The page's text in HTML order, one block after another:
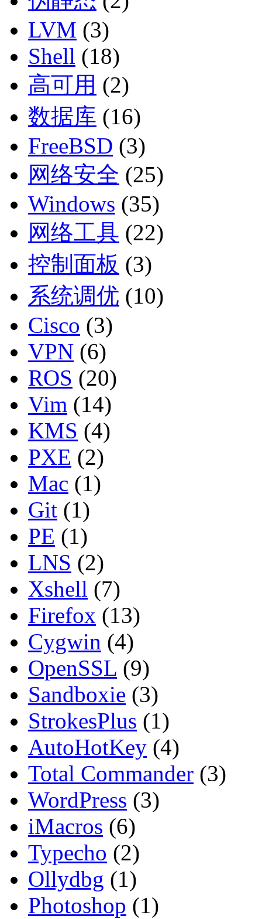
LVM (3)
Shell (18)
高可用 (2)
数据库 (16)
FreeBSD (3)
网络安全 (25)
Windows (35)
网络工具 (22)
控制面板 (3)
系统调优 (10)
Cisco (3)
VPN (6)
ROS (20)
Vim (14)
KMS (4)
PXE (2)
Mac (1)
Git (1)
PE (1)
LNS (2)
Xshell (7)
Firefox (13)
Cygwin (4)
OpenSSL (9)
Sandboxie (3)
StrokesPlus (1)
AutoHotKey (4)
Total Commander (3)
WordPress (3)
iMacros (6)
Typecho (2)
Ollydbg (1)
Photoshop (1)